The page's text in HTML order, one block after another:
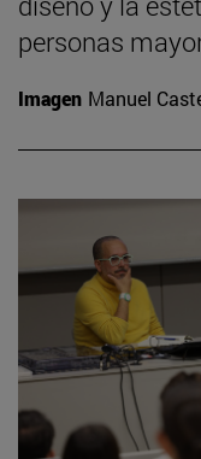
personas
Imagen Manuel